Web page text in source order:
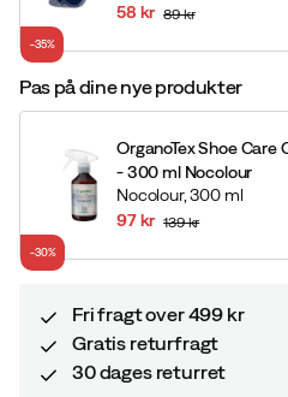
58 kr 89 kr
-35%
Pas på dine nye produkter
OrganoTex Shoe Care
- 300 ml Nocolour
Nocolour,300 ml
97 kr 139 kr
-30%
Fri fragt over 499 kr
Gratis returfragt
30 dages returret